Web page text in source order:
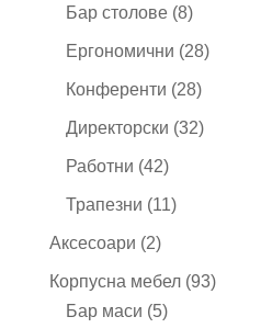
продукта
Бар столове 88
продукта
Ергономични 2828
Конференти 2828
продукта
Директорски 3232
Работни 4242
продукта
Трапезни 1111
Аксесоари 22
продукта
Корпусна мебел 9393
Бар маси 55